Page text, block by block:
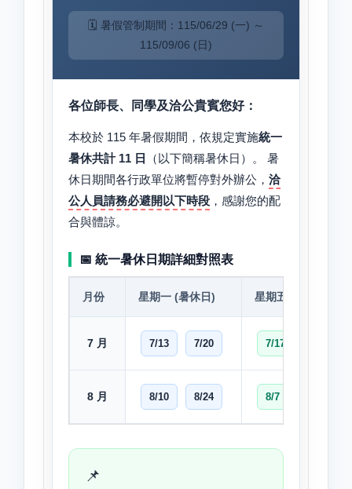
🗓️ 暑假管制期間：115/06/29 (一) ～
115/09/06 (日)
各位師長、同學及洽公貴賓您好：
本校於 115 年暑假期間，依規定實施統一
暑休共計 11 日
（以下簡稱暑休日）。 暑
休日期間各行政單位將暫停對外辦公， 洽
公人員請務必避開以下時段 ，感謝您的配
合與體諒。
📅 統一暑休日期詳細對照表
月份 星期一 (暑休日) 星期五 (暑休日)
7 月 7/13 7/20 7/17
8 月 8/10 8/24 8/7
📌